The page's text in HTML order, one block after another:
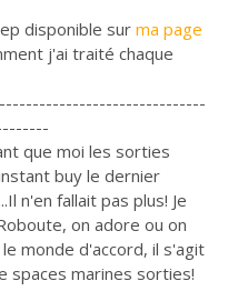
disponible surma page
j'ai traité chaque
que moi les sorties
buy le dernier
n'en fallait pas plus! Je
on adore ou on
monde d'accord, il s'agit
spaces marines sorties!